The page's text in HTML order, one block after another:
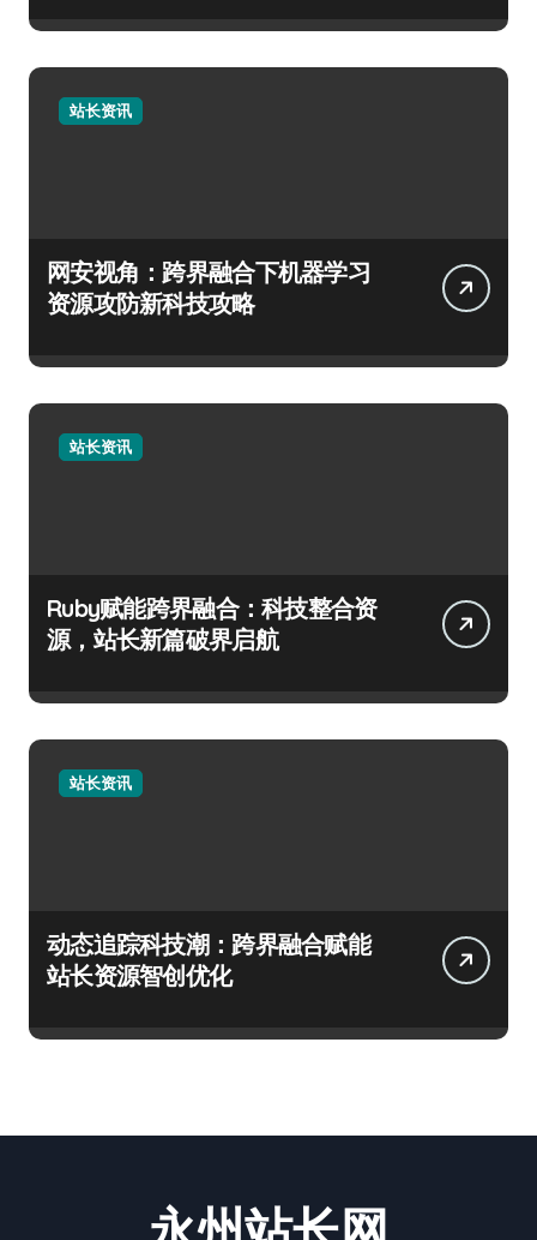
站长资讯
网安视角：跨界融合下机器学习
资源攻防新科技攻略
站长资讯
Ruby赋能跨界融合：科技整合资
源，站长新篇破界启航
站长资讯
动态追踪科技潮：跨界融合赋能
站长资源智创优化